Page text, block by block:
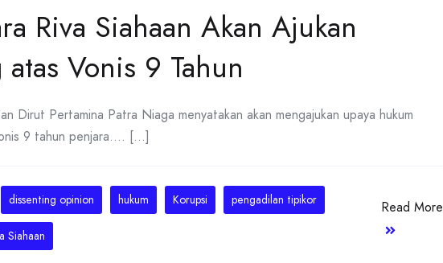
Riva Siahaan Akan Ajukan
Vonis 9 Tahun
Dirut Pertamina Patra Niaga menyatakan akan mengajukan upaya hukum
9 tahun penjara.... [...]
dissenting opinion hukum Korupsi pengadilan tipikor
Siahaan
Read More